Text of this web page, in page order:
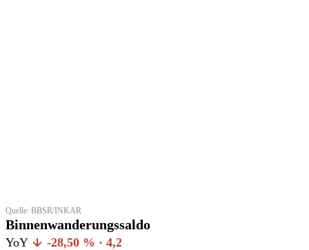
Quelle: BBSR/INKAR
Binnenwanderungssaldo
YoY -28,50 % · 4,2